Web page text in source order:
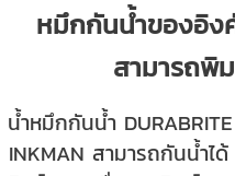
หมึกกันน้ำของอิง
สามารถพิ
น้ำหมึกกันน้ำ
INKMAN สามารถกันน้ำ